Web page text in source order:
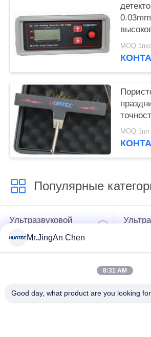
MOQ:1пкс
ХД-120
MOQ:1шт
Популярные
Ультразвуковой
дефектоскоп
Mr.JingAn Chen
8:31 AM
Good day, what product are you looking